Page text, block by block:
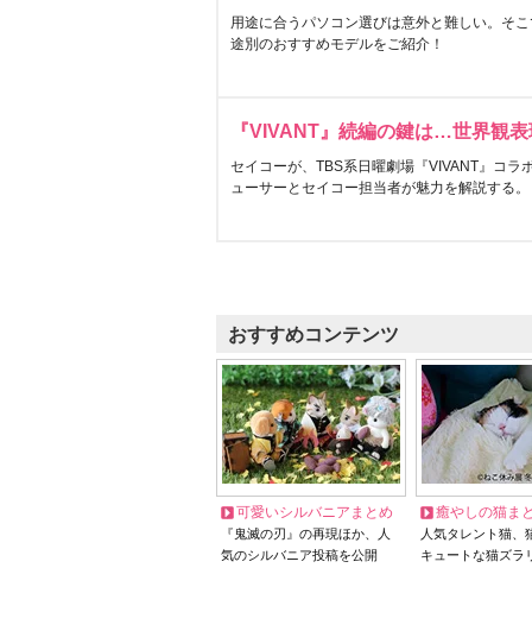
用途に合うパソコン選びは意外と難しい。そ
途別のおすすめモデルをご紹介！
『VIVANT』続編の鍵は…世界観
セイコーが、TBS系日曜劇場『VIVANT』コラ
ューサーとセイコー担当者が魅力を解説する。
おすすめコンテンツ
可愛いシルバニアまとめ
『鬼滅の刃』の再現ほか、人
気のシルバニア投稿を公開
癒やしの猫ま
人気タレント猫
キュートな猫ズラ